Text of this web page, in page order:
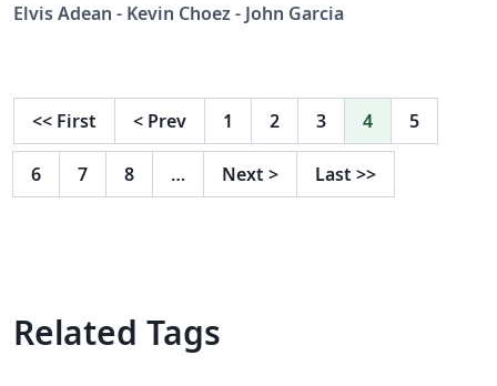
Elvis Adean - Kevin Choez - John Garcia
<< First < Prev 1 2 3 4 5
6 7 8 … Next > Last >>
Related Tags